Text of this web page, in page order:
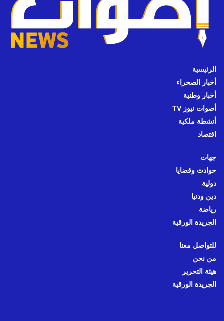
الرئيسية
أخبار الصحراء
أخبار وطنية
أصوات نيوز TV
أنشطة ملكية
اقتصاد
جهات
حوادث وقضايا
دولية
دين ودنيا
رياضة
الجريدة الورقية
للتواصل معنا
من نحن
هيئة التحرير
الجريدة الورقية